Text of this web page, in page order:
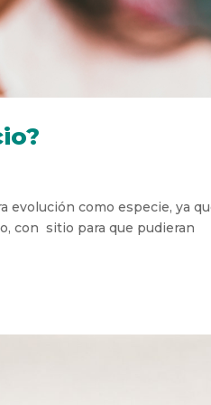
evolución como especie, ya
con sitio para que pudieran